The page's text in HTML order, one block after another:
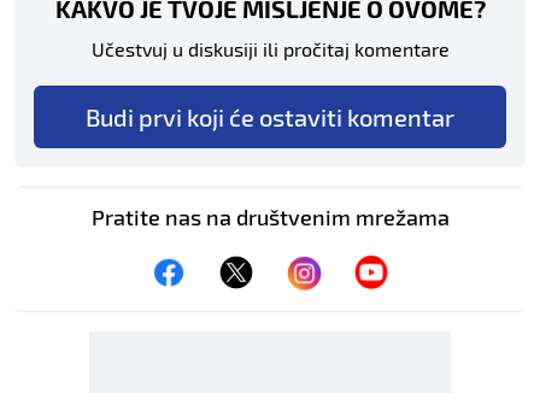
KAKVO JE TVOJE MIŠLJENJE O OVOME?
Učestvuj u diskusiji ili pročitaj komentare
Budi prvi koji će ostaviti komentar
Pratite nas na društvenim mrežama